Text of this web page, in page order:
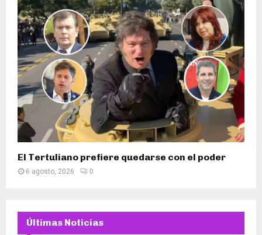
El Tertuliano prefiere quedarse con el poder
6 agosto, 2026 0
Últimas Noticias